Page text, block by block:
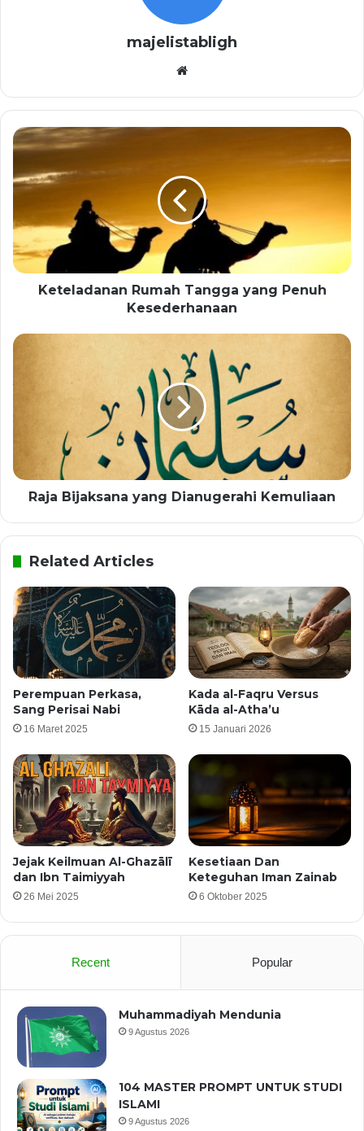
majelistabligh
Keteladanan Rumah Tangga yang Penuh
Kesederhanaan
Raja Bijaksana yang Dianugerahi Kemuliaan
Related Articles
Perempuan Perkasa,
Sang Perisai Nabi
16 Maret 2025
Kada al-Faqru Versus
Kāda al-Atha’u
15 Januari 2026
Jejak Keilmuan Al-Ghazālī
dan Ibn Taimiyyah
26 Mei 2025
Kesetiaan Dan
Keteguhan Iman Zainab
6 Oktober 2025
Recent Popular
Muhammadiyah Mendunia
9 Agustus 2026
104 MASTER PROMPT UNTUK STUDI
ISLAMI
9 Agustus 2026